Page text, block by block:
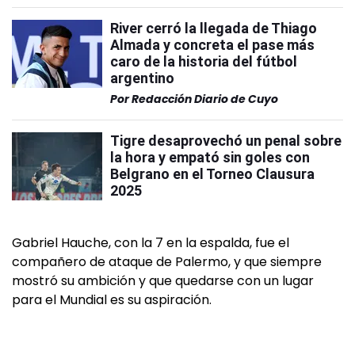
River cerró la llegada de Thiago
Almada y concreta el pase más
caro de la historia del fútbol
argentino
PorRedacción Diario de Cuyo
Tigre desaprovechó un penal sobre
la hora y empató sin goles con
Belgrano en el Torneo Clausura
2025
Gabriel Hauche, con la 7 en la espalda, fue el
compañero de ataque de Palermo, y que siempre
mostró su ambición y que quedarse con un lugar
para el Mundial es su aspiración.